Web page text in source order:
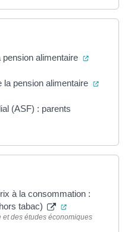
alimentaire
la pension alimentaire
(ASF) : parents
nouvel onglet)
à la consommation :
tabac)
(ouverture
et des études économiques